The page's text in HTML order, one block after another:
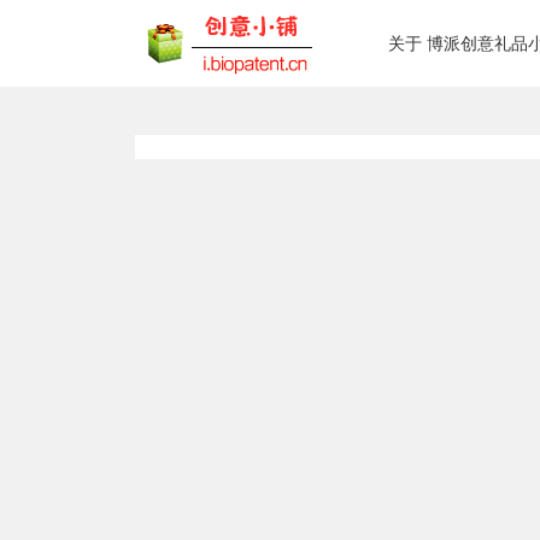
关于 博派创意礼品